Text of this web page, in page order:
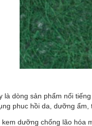
dòng sản phẩm nổi
phuc hồi da, dưỡng
dưỡng chống lão